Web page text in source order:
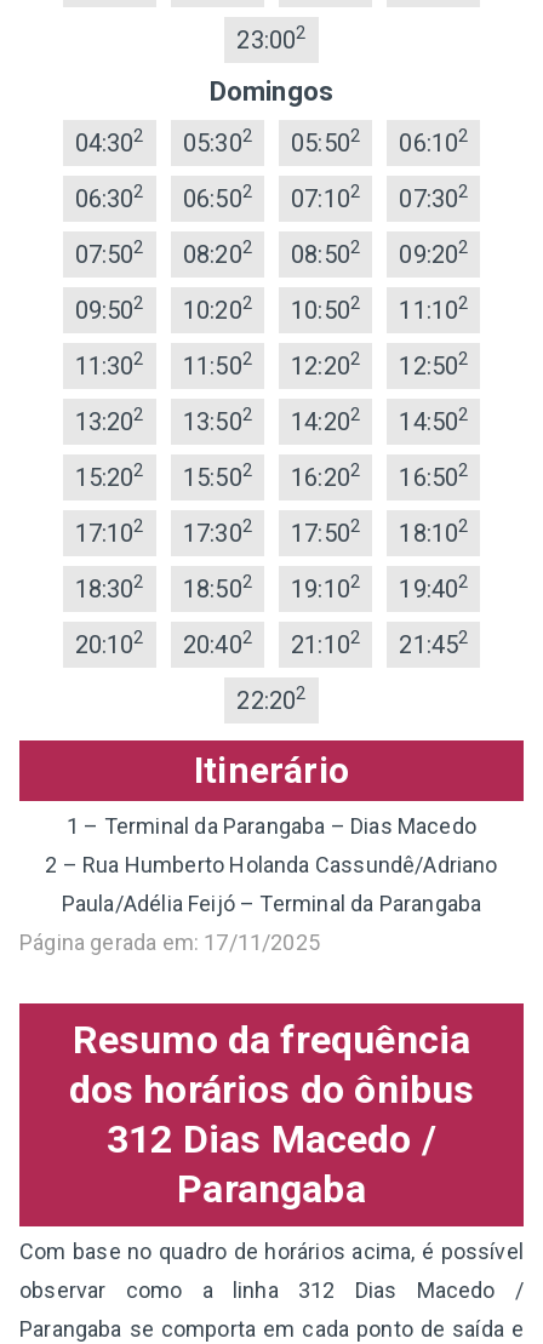
23:002
Domingos
04:302 05:302 05:502 06:102
06:302 06:502 07:102 07:302
07:502 08:202 08:502 09:202
09:502 10:202 10:502 11:102
11:302 11:502 12:202 12:502
13:202 13:502 14:202 14:502
15:202 15:502 16:202 16:502
17:102 17:302 17:502 18:102
18:302 18:502 19:102 19:402
20:102 20:402 21:102 21:452
22:202
Itinerário
1 – Terminal da Parangaba – Dias Macedo
2 – Rua Humberto Holanda Cassundê/Adriano
Paula/Adélia Feijó – Terminal da Parangaba
Página gerada em: 17/11/2025
Resumo da frequência
dos horários do ônibus
312 Dias Macedo /
Parangaba
Com base no quadro de horários acima, é possível
observar como a linha 312 Dias Macedo /
Parangaba se comporta em cada ponto de saída e